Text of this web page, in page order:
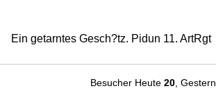
Ein getarntes Gesch?tz. Pidun 11. ArtRgt
Besucher Heute 20, Gestern